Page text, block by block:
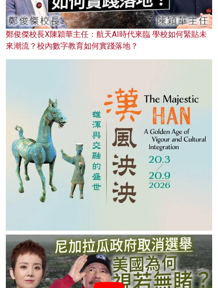
鄭俊傑校長X陳穎華主任：航天AI時代來臨 學校如何緊貼未
來潮流？校內數字教育如何實踐落地？